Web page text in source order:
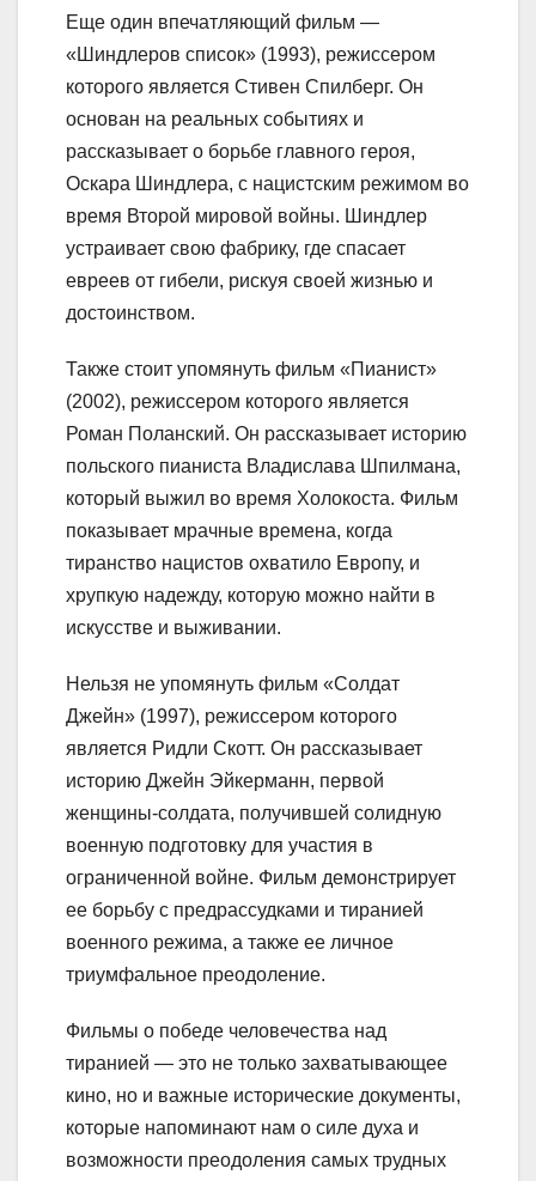
Еще один впечатляющий фильм —
«Шиндлеров список» (1993), режиссером
которого является Стивен Спилберг. Он
основан на реальных событиях и
рассказывает о борьбе главного героя,
Оскара Шиндлера, с нацистским режимом во
время Второй мировой войны. Шиндлер
устраивает свою фабрику, где спасает
евреев от гибели, рискуя своей жизнью и
достоинством.
Также стоит упомянуть фильм «Пианист»
(2002), режиссером которого является
Роман Поланский. Он рассказывает историю
польского пианиста Владислава Шпилмана,
который выжил во время Холокоста. Фильм
показывает мрачные времена, когда
тиранство нацистов охватило Европу, и
хрупкую надежду, которую можно найти в
искусстве и выживании.
Нельзя не упомянуть фильм «Солдат
Джейн» (1997), режиссером которого
является Ридли Скотт. Он рассказывает
историю Джейн Эйкерманн, первой
женщины-солдата, получившей солидную
военную подготовку для участия в
ограниченной войне. Фильм демонстрирует
ее борьбу с предрассудками и тиранией
военного режима, а также ее личное
триумфальное преодоление.
Фильмы о победе человечества над
тиранией — это не только захватывающее
кино, но и важные исторические документы,
которые напоминают нам о силе духа и
возможности преодоления самых трудных